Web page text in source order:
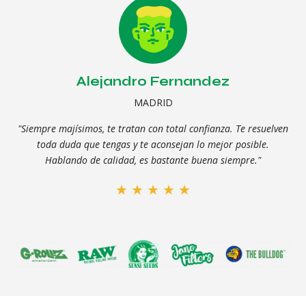
Alejandro Fernandez
MADRID
"Siempre majísimos, te tratan con total confianza. Te resuelven
toda duda que tengas y te aconsejan lo mejor posible.
Hablando de calidad, es bastante buena siempre."
★ ★ ★ ★ ★